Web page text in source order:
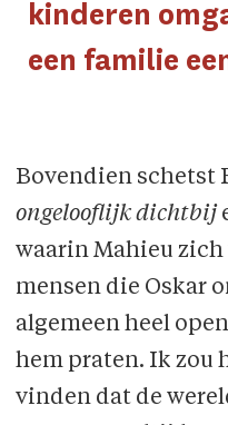
kinderen
een familie
Bovendien schetst
ongelooflijk dichtbij
waarin Mahieu zich
mensen die Oskar
algemeen heel
hem praten. Ik zou
vinden dat de